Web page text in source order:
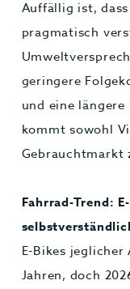
Auffällig ist,
pragmatisch
geringere
und eine längere
kommt sowohl
Gebrauchtmarkt
Fahrrad-Trend:
E-Bikes
Jahren, doch